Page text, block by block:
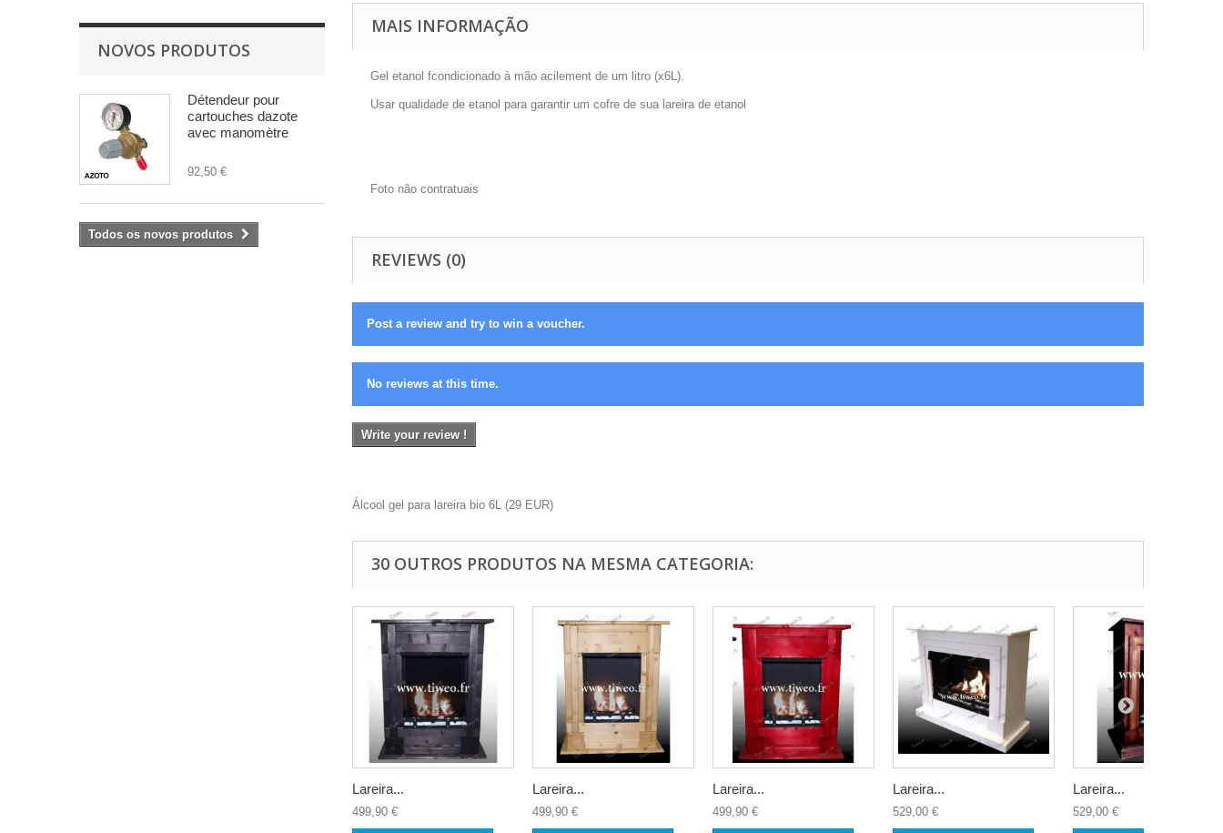
NOVOS PRODUTOS
Détendeur pour
cartouches dazote
avec manomètre
92,50 €
Todos os novos produtos
MAIS INFORMAÇÃO
Gel etanol fcondicionado à mão acilement de um litro (x6L).
Usar qualidade de etanol para garantir um cofre de sua lareira de etanol
Foto não contratuais
REVIEWS (0)
Post a review and try to win a voucher.
No reviews at this time.
Write your review !
Álcool gel para lareira bio 6L (29 EUR)
30 OUTROS PRODUTOS NA MESMA CATEGORIA:
Lareira...
499,90 €
Lareira...
499,90 €
Lareira...
499,90 €
Lareira...
529,00 €
Lareira...
529,00 €